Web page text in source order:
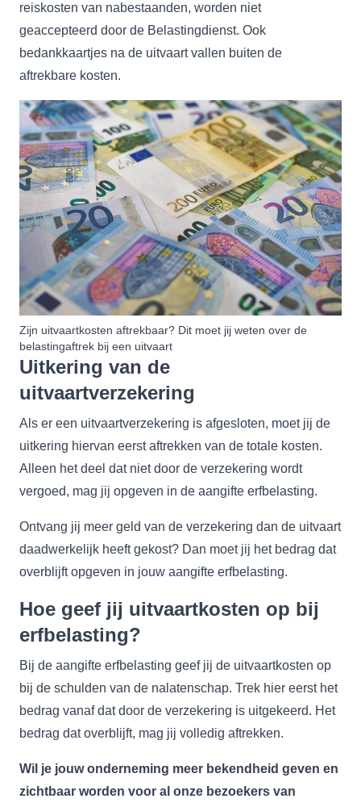
reiskosten van nabestaanden, worden niet
geaccepteerd door de Belastingdienst. Ook
bedankkaartjes na de uitvaart vallen buiten de
aftrekbare kosten.
Zijn uitvaartkosten aftrekbaar? Dit moet jij weten over de
belastingaftrek bij een uitvaart
Uitkering van de
uitvaartverzekering
Als er een uitvaartverzekering is afgesloten, moet jij de
uitkering hiervan eerst aftrekken van de totale kosten.
Alleen het deel dat niet door de verzekering wordt
vergoed, mag jij opgeven in de aangifte erfbelasting.
Ontvang jij meer geld van de verzekering dan de uitvaart
daadwerkelijk heeft gekost? Dan moet jij het bedrag dat
overblijft opgeven in jouw aangifte erfbelasting.
Hoe geef jij uitvaartkosten op bij
erfbelasting?
Bij de aangifte erfbelasting geef jij de uitvaartkosten op
bij de schulden van de nalatenschap. Trek hier eerst het
bedrag vanaf dat door de verzekering is uitgekeerd. Het
bedrag dat overblijft, mag jij volledig aftrekken.
Wil je jouw onderneming meer bekendheid geven en
zichtbaar worden voor al onze bezoekers van